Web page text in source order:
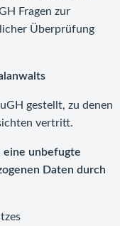
Fragen zur
Überprüfung
gestellt, zu denen
vertritt.
eine unbefugte
Daten durch